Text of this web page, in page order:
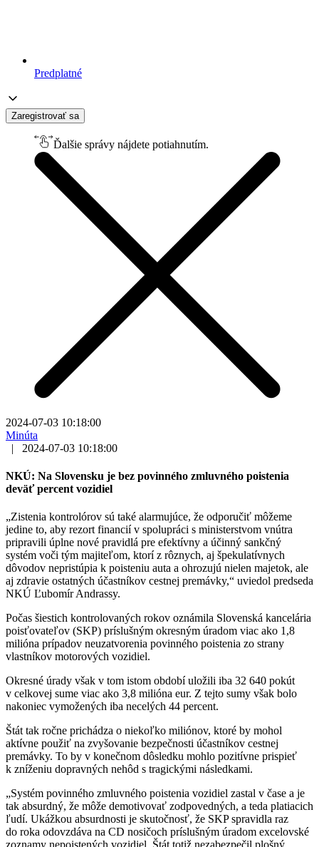
Predplatné
Zaregistrovať sa
Ďalšie správy nájdete potiahnutím.
2024-07-03 10:18:00
Minúta
|
2024-07-03 10:18:00
NKÚ: Na Slovensku je bez povinného zmluvného poistenia
deväť percent vozidiel
„Zistenia kontrolórov sú také alarmujúce, že odporučiť môžeme
jedine to, aby rezort financií v spolupráci s ministerstvom vnútra
pripravili úplne nové pravidlá pre efektívny a účinný sankčný
systém voči tým majiteľom, ktorí z rôznych, aj špekulatívnych
dôvodov nepristúpia k poisteniu auta a ohrozujú nielen majetok, ale
aj zdravie ostatných účastníkov cestnej premávky,“ uviedol predseda
NKÚ Ľubomír Andrassy.
Počas šiestich kontrolovaných rokov oznámila Slovenská kancelária
poisťovateľov (SKP) príslušným okresným úradom viac ako 1,8
milióna prípadov neuzatvorenia povinného poistenia zo strany
vlastníkov motorových vozidiel.
Okresné úrady však v tom istom období uložili iba 32 640 pokút
v celkovej sume viac ako 3,8 milióna eur. Z tejto sumy však bolo
nakoniec vymožených iba necelých 44 percent.
Štát tak ročne prichádza o niekoľko miliónov, ktoré by mohol
aktívne použiť na zvyšovanie bezpečnosti účastníkov cestnej
premávky. To by v konečnom dôsledku mohlo pozitívne prispieť
k zníženiu dopravných nehôd s tragickými následkami.
„Systém povinného zmluvného poistenia vozidiel zastal v čase a je
tak absurdný, že môže demotivovať zodpovedných, a teda platiacich
ľudí. Ukážkou absurdnosti je skutočnosť, že SKP spravidla raz
do roka odovzdáva na CD nosičoch príslušným úradom excelovské